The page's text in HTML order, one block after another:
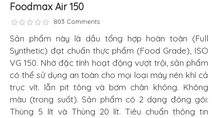
Foodmax Air 150
803 Comments
Sản phẩm này là dầu tổng hợp hoàn toàn (Full
Synthetic) đạt chuẩn thực phẩm (Food Grade), ISO
VG 150. Nhờ đặc tính hoạt động vượt trội, sản phẩm
có thể sử dụng an toàn cho mọi loại máy nén khí cả
trục vít. lẫn pit tông và bơm chân không. Không
màu (trong suốt). Sản phẩm có 2 dạng đóng gói:
Thùng 5 lít và Thùng 20 lít. Tiêu chuẩn thông tin